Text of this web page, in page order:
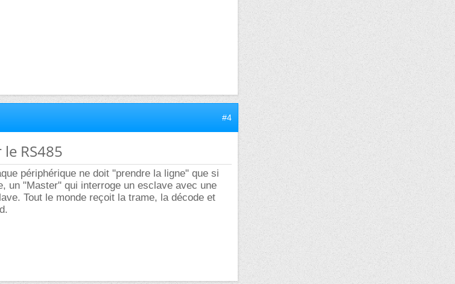
#4
RS485
périphérique ne doit "prendre la ligne" que si
un "Master" qui interroge un esclave avec une
Tout le monde reçoit la trame, la décode et